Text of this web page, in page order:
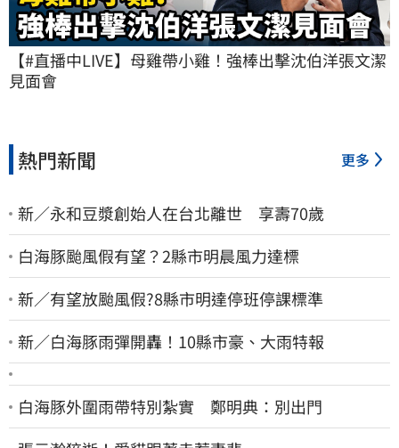
【#直播中LIVE】母雞帶小雞！強棒出擊沈伯洋張文潔
見面會
熱門新聞 更多
新／永和豆漿創始人在台北離世 享壽70歲
白海豚颱風假有望？2縣市明晨風力達標
新／有望放颱風假?8縣市明達停班停課標準
新／白海豚雨彈開轟！10縣市豪、大雨特報
白海豚外圍雨帶特別紮實 鄭明典：別出門